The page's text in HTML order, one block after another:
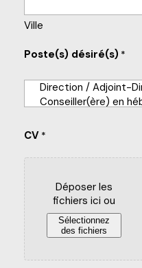
Ville
Poste(s) désiré(s) *
CV *
Déposer les
fichiers ici ou
Sélectionnez
des fichiers